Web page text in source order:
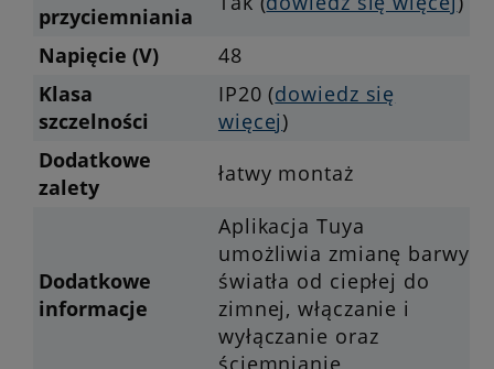
przyciemniania
Napięcie (V)
48
Klasa
szczelności
IP20 (dowiedz się
więcej)
Dodatkowe
zalety
łatwy montaż
Dodatkowe
informacje
Aplikacja Tuya
umożliwia zmianę barwy
światła od ciepłej do
zimnej, włączanie i
wyłączanie oraz
ściemnianie